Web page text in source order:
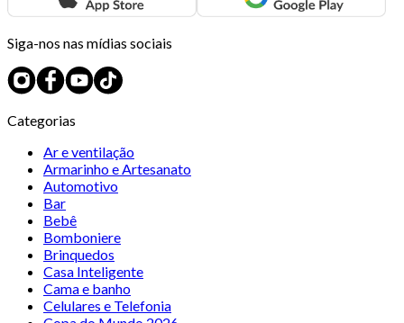
Siga-nos nas mídias sociais
Categorias
Ar e ventilação
Armarinho e Artesanato
Automotivo
Bar
Bebê
Bomboniere
Brinquedos
Casa Inteligente
Cama e banho
Celulares e Telefonia